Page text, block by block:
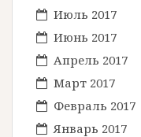
Июль 2017
Июнь 2017
Апрель 2017
Март 2017
Февраль 2017
Январь 2017